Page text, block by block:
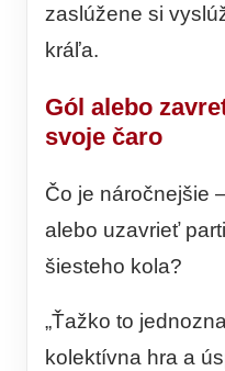
zaslúžene si
kráľa.
Gól alebo
svoje čaro
Čo je náročnejšie
alebo uzavrieť
šiesteho kola?
„Ťažko to
kolektívna hra a